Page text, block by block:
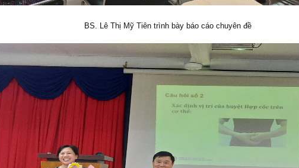
BS. Lê Thị Mỹ Tiên trình bày báo cáo chuyên đề